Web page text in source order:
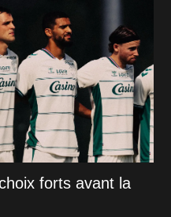
forts avant la